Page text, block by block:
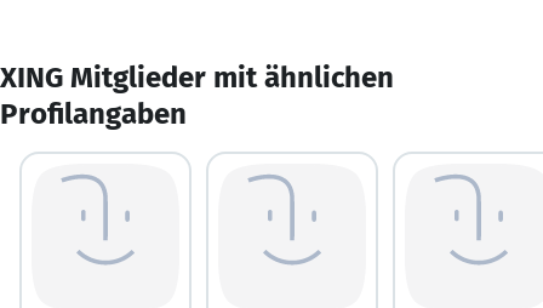
XING Mitglieder mit ähnlichen
Profilangaben